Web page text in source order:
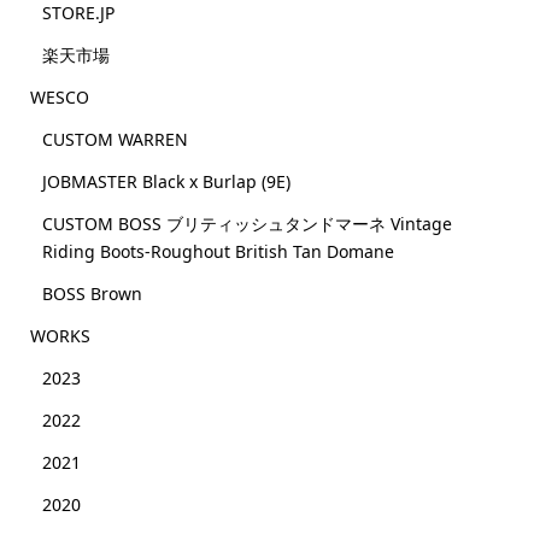
STORE.JP
楽天市場
WESCO
CUSTOM WARREN
JOBMASTER Black x Burlap (9E)
CUSTOM BOSS ブリティッシュタンドマーネ Vintage
Riding Boots-Roughout British Tan Domane
BOSS Brown
WORKS
2023
2022
2021
2020